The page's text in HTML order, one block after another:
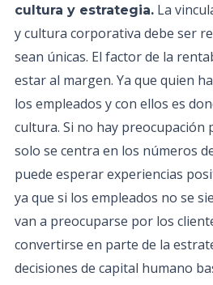
cultura y estrategia. La
y cultura corporativa debe ser
sean únicas. El factor de la
estar al margen. Ya que quien
los empleados y con ellos es
cultura. Si no hay preocupación
solo se centra en los números
puede esperar experiencias
ya que si los empleados no se
van a preocuparse por los
convertirse en parte de la
decisiones de capital humano